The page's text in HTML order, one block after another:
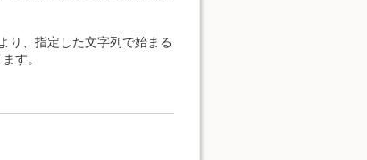
り、指定した文字列で始まる
す。